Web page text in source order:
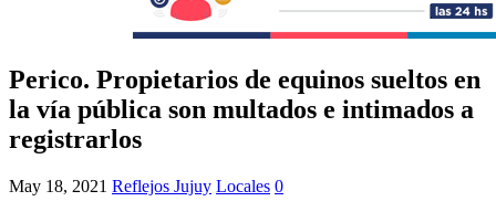
Perico. Propietarios de equinos sueltos en
la vía pública son multados e intimados a
registrarlos
May 18, 2021 Reflejos Jujuy Locales 0